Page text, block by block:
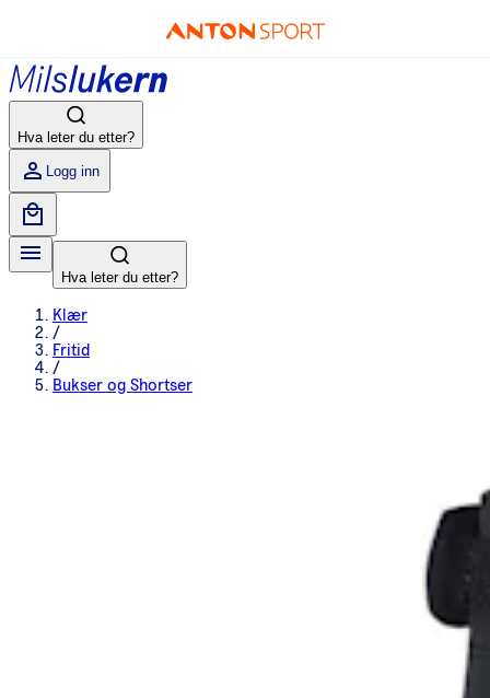
Hva leter du etter?
Logg inn
Hva leter du etter?
Klær
/
Fritid
/
Bukser og Shortser